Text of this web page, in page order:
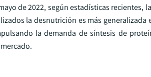
de 2022, según estadísticas recientes,
la desnutrición es más
la demanda de síntesis de